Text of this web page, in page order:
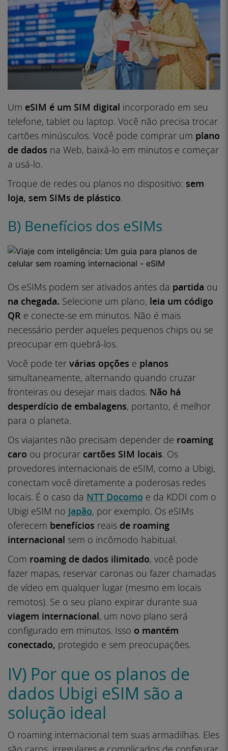
Um eSIM é um SIM digital incorporado em seu
telefone, tablet ou laptop. Você não precisa trocar
cartões minúsculos. Você pode comprar um plano
de dados na Web, baixá-lo em minutos e começar
a usá-lo.
Troque de redes ou planos no dispositivo: sem
loja, sem SIMs de plástico.
B) Benefícios dos eSIMs
Os eSIMs podem ser ativados antes da partida ou
na chegada. Selecione um plano, leia um código
QR e conecte-se em minutos. Não é mais
necessário perder aqueles pequenos chips ou se
preocupar em quebrá-los.
Você pode ter várias opções e planos
simultaneamente, alternando quando cruzar
fronteiras ou desejar mais dados. Não há
desperdício de embalagens, portanto, é melhor
para o planeta.
Os viajantes não precisam depender de roaming
caro ou procurar cartões SIM locais. Os
provedores internacionais de eSIM, como a Ubigi,
conectam você diretamente a poderosas redes
locais. É o caso da NTT Docomo e da KDDI com o
Ubigi eSIM no Japão, por exemplo. Os eSIMs
oferecem benefícios reais de roaming
internacional sem o incômodo habitual.
Com roaming de dados ilimitado, você pode
fazer mapas, reservar caronas ou fazer chamadas
de vídeo em qualquer lugar (mesmo em locais
remotos). Se o seu plano expirar durante sua
viagem internacional, um novo plano será
configurado em minutos. Isso o mantém
conectado, protegido e sem preocupações.
IV) Por que os planos de
dados Ubigi eSIM são a
solução ideal
O roaming internacional tem suas armadilhas. Eles